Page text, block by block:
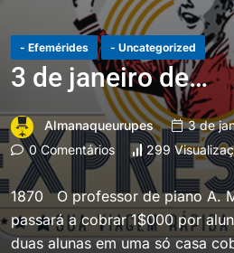
- Efemérides - Uncategorized
3 de janeiro de…
Almanaqueurupes
3 de
0 Comentários
299
1870 O professor de piano A.
passará a cobrar 1$000 por
duas alunas em uma só casa